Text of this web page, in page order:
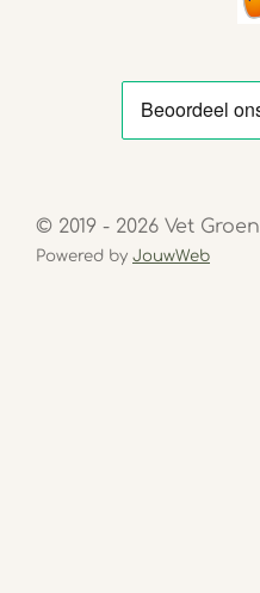
© 2019 - 2026 Vet Groen
Powered by JouwWeb